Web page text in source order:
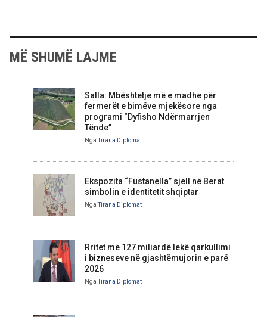
MË SHUMË LAJME
Salla: Mbështetje më e madhe për
fermerët e bimëve mjekësore nga
programi “Dyfisho Ndërmarrjen
Tënde”
Nga Tirana Diplomat
Ekspozita “Fustanella” sjell në Berat
simbolin e identitetit shqiptar
Nga Tirana Diplomat
Rritet me 127 miliardë lekë qarkullimi
i bizneseve në gjashtëmujorin e parë
2026
Nga Tirana Diplomat